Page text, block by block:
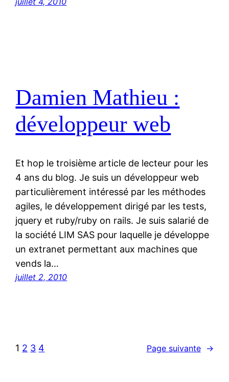
Damien Mathieu :
développeur web
Et hop le troisième article de lecteur pour les
4 ans du blog. Je suis un développeur web
particulièrement intéressé par les méthodes
agiles, le développement dirigé par les tests,
jquery et ruby/ruby on rails. Je suis salarié de
la société LIM SAS pour laquelle je développe
un extranet permettant aux machines que
vends la…
juillet 2, 2010
1 2 3 4 Page suivante →